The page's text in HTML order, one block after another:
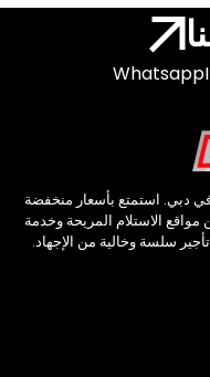
Whatsapp
في دبي. استمتع بأسعار منخفضة
الاستلام المريحة وخدمة
سلسة وخالية من الإجهاد.